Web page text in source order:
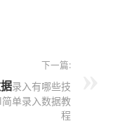
下一篇:
录入有哪些技
单录入数据教
程